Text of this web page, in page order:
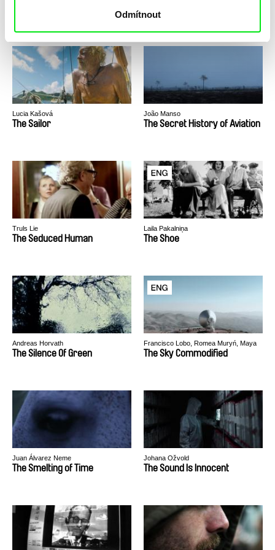
Odmítnout
Lucia Kašová
The Sailor
João Manso
The Secret History of Aviation
Truls Lie
The Seduced Human
Laila Pakalniņa
The Shoe
Andreas Horvath
The Silence Of Green
Francisco Lobo, Romea Muryń, Maya
Shopova
The Sky Commodified
Juan Álvarez Neme
The Smelting of Time
Johana Ožvold
The Sound Is Innocent